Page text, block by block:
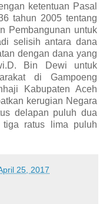
ketentuan Pasal
tahun 2005 tentang
Pembangunan untuk
selisih antara dana
dengan dana yang
Bin Dewi untuk
di Gampoeng
Kabupaten Aceh
kerugian Negara
delapan puluh dua
ratus lima puluh
25, 2017